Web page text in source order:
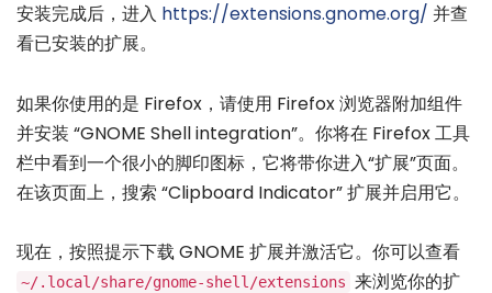
安装完成后，进入 https://extensions.gnome.org/ 并查
看已安装的扩展。
如果你使用的是 Firefox，请使用 Firefox 浏览器附加组件
并安装 “GNOME Shell integration”。你将在 Firefox 工具
栏中看到一个很小的脚印图标，它将带你进入“扩展”页面。
在该页面上，搜索 “Clipboard Indicator” 扩展并启用它。
现在，按照提示下载 GNOME 扩展并激活它。你可以查看
~/.local/share/gnome-shell/extensions 来浏览你的扩